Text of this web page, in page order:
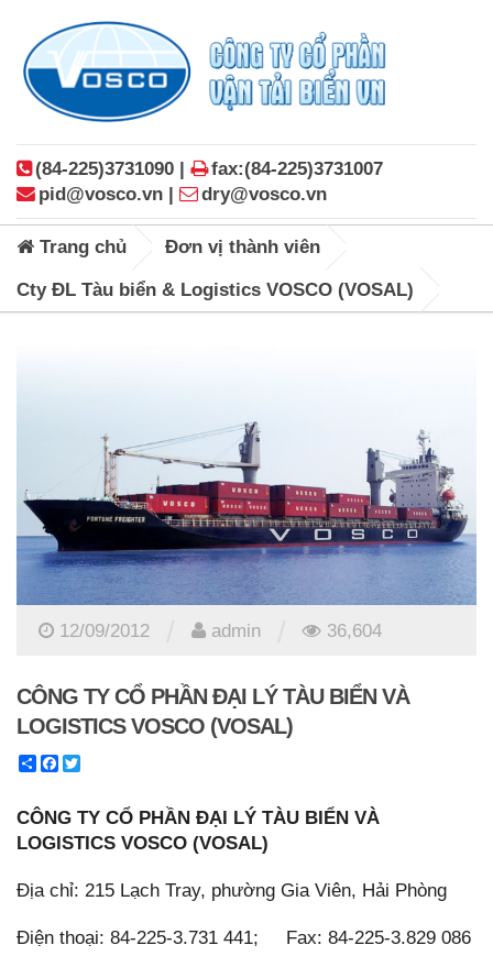
(84-225)3731090 |
fax:(84-225)3731007
pid@vosco.vn |
dry@vosco.vn
Trang chủ Đơn vị thành viên
Cty ĐL Tàu biển & Logistics VOSCO (VOSAL)
12/09/2012 admin 36,604
CÔNG TY CỔ PHẦN ĐẠI LÝ TÀU BIỂN VÀ
LOGISTICS VOSCO (VOSAL)
ShareFacebook
CÔNG TY CỔ PHẦN ĐẠI LÝ TÀU BIỂN VÀ
LOGISTICS VOSCO (VOSAL)
Địa chỉ: 215 Lạch Tray, phường Gia Viên, Hải Phòng
Điện thoại: 84-225-3.731 441; Fax: 84-225-3.829 086